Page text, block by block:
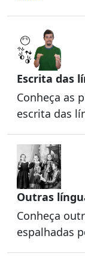
Escrita das
Conheça as
escrita das
Outras
Conheça
espalhadas